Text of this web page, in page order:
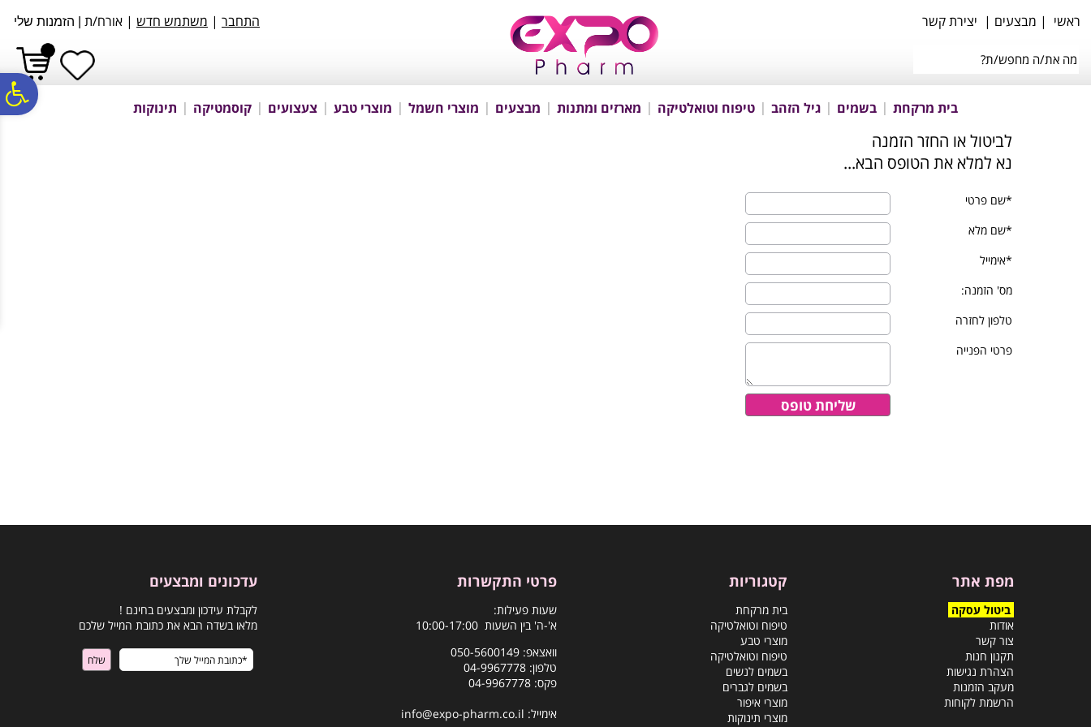
נגישות
אתר
המרכזי
ראשי | מבצעים | יצירת קשר התחבר | משתמש חדש | אורח/ת הזמנות שלי
בית מרקחת בשמים גיל הזהב טיפוח וטואלטיקה מארזים ומתנות מבצעים מוצרי חשמל מוצרי טבע צעצועים קוסמטיקה תינוקות
לביטול או החזר הזמנה
...נא למלא את הטופס הבא
*שם פרטי
*שם מלא
*אימייל
מס' הזמנה:
טלפון לחזרה
פרטי הפנייה
מפת אתר
ביטול עסקה
אודות
צור קשר
תקנון חנות
הצהרת נגישות
מעקב הזמנות
הרשמת לקוחות
קטגוריות
בית מרקחת
טיפוח וטואלטיקה
מוצרי טבע
טיפוח וטואלטיקה
בשמים לנשים
בשמים לגברים
מוצרי איפור
מוצרי תינוקות
פרטי התקשרות
שעות פעילות:
א'-ה' בין השעות 10:00-17:00
וואצאפ: 050-5600149
טלפון: 04-9967778
פקס: 04-9967778
אימייל: info@expo-pharm.co.il
עדכונים ומבצעים
לקבלת עידכון ומבצעים בחינם !
מלאו בשדה הבא את כתובת המייל שלכם